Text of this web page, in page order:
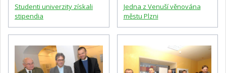
Studenti univerzity získali
stipendia
Jedna z Venuší věnována
městu Plzni